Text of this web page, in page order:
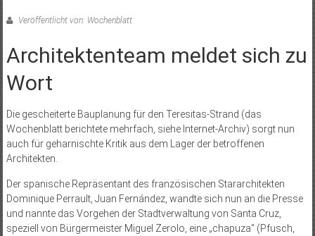
Veröffentlicht von: Wochenblatt
Architektenteam meldet sich zu
Wort
Die gescheiterte Bauplanung für den Teresitas-Strand (das
Wochenblatt berichtete mehrfach, siehe Internet-Archiv) sorgt nun
auch für geharnischte Kritik aus dem Lager der betroffenen
Architekten.
Der spanische Repräsentant des französischen Stararchitekten
Dominique Perrault, Juan Fernández, wandte sich nun an die Presse
und nannte das Vorgehen der Stadtverwaltung von Santa Cruz,
speziell von Bürgermeister Miguel Zerolo, eine „chapuza“ (Pfusch,